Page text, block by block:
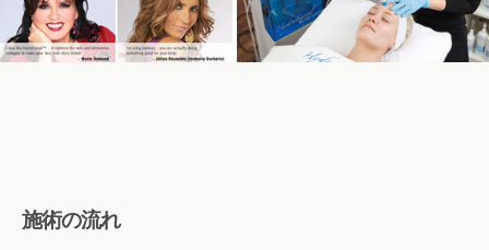
施術の流れ